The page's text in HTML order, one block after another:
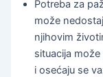
Potreba za
može
njihovim
situacija
i osećaju se